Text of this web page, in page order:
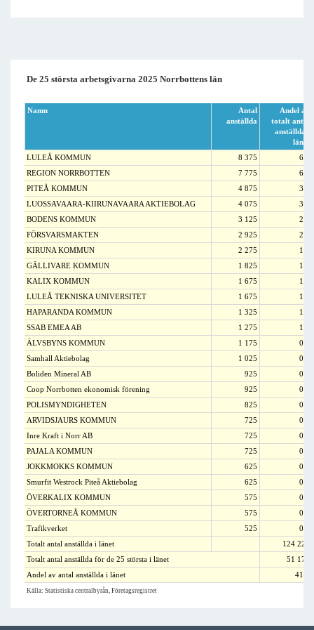
De 25 största arbetsgivarna 2025 Norrbottens län
Namn
Antal
anställda
Andel av
totalt antal
anställda i
länet
LULEÅ KOMMUN
8 375
6,7
REGION NORRBOTTEN
7 775
6,3
PITEÅ KOMMUN
4 875
3,9
LUOSSAVAARA-KIIRUNAVAARA AKTIEBOLAG
4 075
3,3
BODENS KOMMUN
3 125
2,5
FÖRSVARSMAKTEN
2 925
2,4
KIRUNA KOMMUN
2 275
1,8
GÄLLIVARE KOMMUN
1 825
1,5
KALIX KOMMUN
1 675
1,3
LULEÅ TEKNISKA UNIVERSITET
1 675
1,3
HAPARANDA KOMMUN
1 325
1,1
SSAB EMEA AB
1 275
1,0
ÄLVSBYNS KOMMUN
1 175
0,9
Samhall Aktiebolag
1 025
0,8
Boliden Mineral AB
925
0,7
Coop Norrbotten ekonomisk förening
925
0,7
POLISMYNDIGHETEN
825
0,7
ARVIDSJAURS KOMMUN
725
0,6
Inre Kraft i Norr AB
725
0,6
PAJALA KOMMUN
725
0,6
JOKKMOKKS KOMMUN
625
0,5
Smurfit Westrock Piteå Aktiebolag
625
0,5
ÖVERKALIX KOMMUN
575
0,5
ÖVERTORNEÅ KOMMUN
575
0,5
Trafikverket
525
0,4
Totalt antal anställda i länet
124 222
Totalt antal anställda för de 25 största i länet
51 175
Andel av antal anställda i länet
41,2
Källa: Statistiska centralbyrån, Företagsregistret